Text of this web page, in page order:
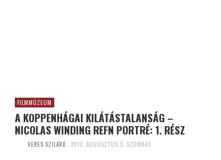
FILMMÚZEUM
A KOPPENHÁGAI KILÁTÁSTALANSÁG –
NICOLAS WINDING REFN PORTRÉ: 1. RÉSZ
VERES SZILÁRD 2013. AUGUSZTUS 3. SZOMBAT